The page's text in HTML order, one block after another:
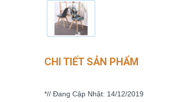
CHI TIẾT SẢN PHẨM
*// Đang Cập Nhật: 14/12/2019